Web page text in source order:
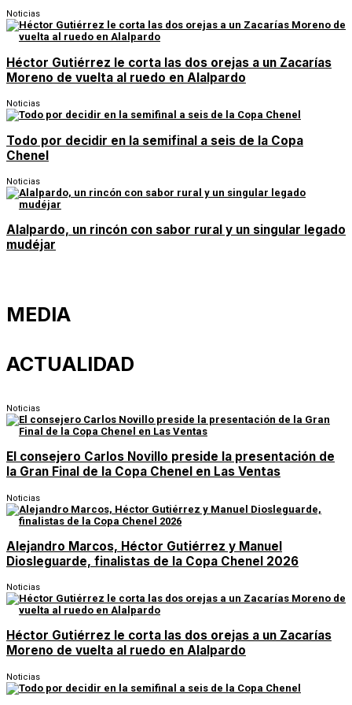
Noticias
Héctor Gutiérrez le corta las dos orejas a un Zacarías
Moreno de vuelta al ruedo en Alalpardo
Noticias
Todo por decidir en la semifinal a seis de la Copa
Chenel
Noticias
Alalpardo, un rincón con sabor rural y un singular legado
mudéjar
MEDIA
ACTUALIDAD
Noticias
El consejero Carlos Novillo preside la presentación de
la Gran Final de la Copa Chenel en Las Ventas
Noticias
Alejandro Marcos, Héctor Gutiérrez y Manuel
Diosleguarde, finalistas de la Copa Chenel 2026
Noticias
Héctor Gutiérrez le corta las dos orejas a un Zacarías
Moreno de vuelta al ruedo en Alalpardo
Noticias